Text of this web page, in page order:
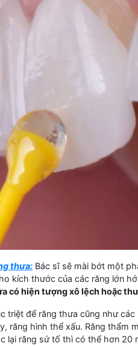
thưa: Bác sĩ sẽ mài bớt một
kích thước của các răng lớn
có hiện tượng xô lệch hoặc
triệt để răng thưa cũng như
răng hình thể xấu. Răng thẩm
lại răng sứ tố thì có thể hơn 20